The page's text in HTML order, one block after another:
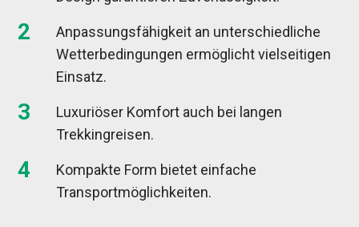
Anpassungsfähigkeit an unterschiedliche
Wetterbedingungen ermöglicht vielseitigen
Einsatz.
Luxuriöser Komfort auch bei langen
Trekkingreisen.
Kompakte Form bietet einfache
Transportmöglichkeiten.